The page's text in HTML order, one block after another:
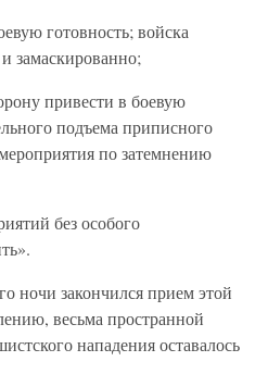
готовность; войска
замаскированно;
привести в боевую
подъема приписного
по затемнению
без особого
ночи закончился прием этой
весьма пространной
нападения оставалось